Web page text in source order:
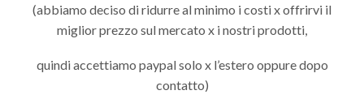
(abbiamo deciso di ridurre al minimo i costi x offrirvi il
miglior prezzo sul mercato x i nostri prodotti,
quindi accettiamo paypal solo x l’estero oppure dopo
contatto)